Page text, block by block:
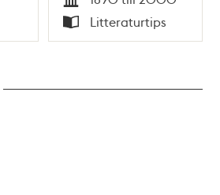
Stenhammar
Tid
Typ
Litteraturtips